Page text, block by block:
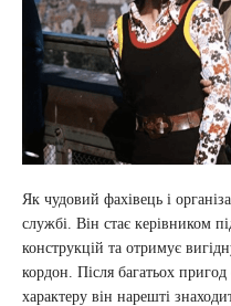
Як чудовий фахівець і
службі. Він стає керівником
конструкцій та отримує
кордон. Після багатьох
характеру він нарешті